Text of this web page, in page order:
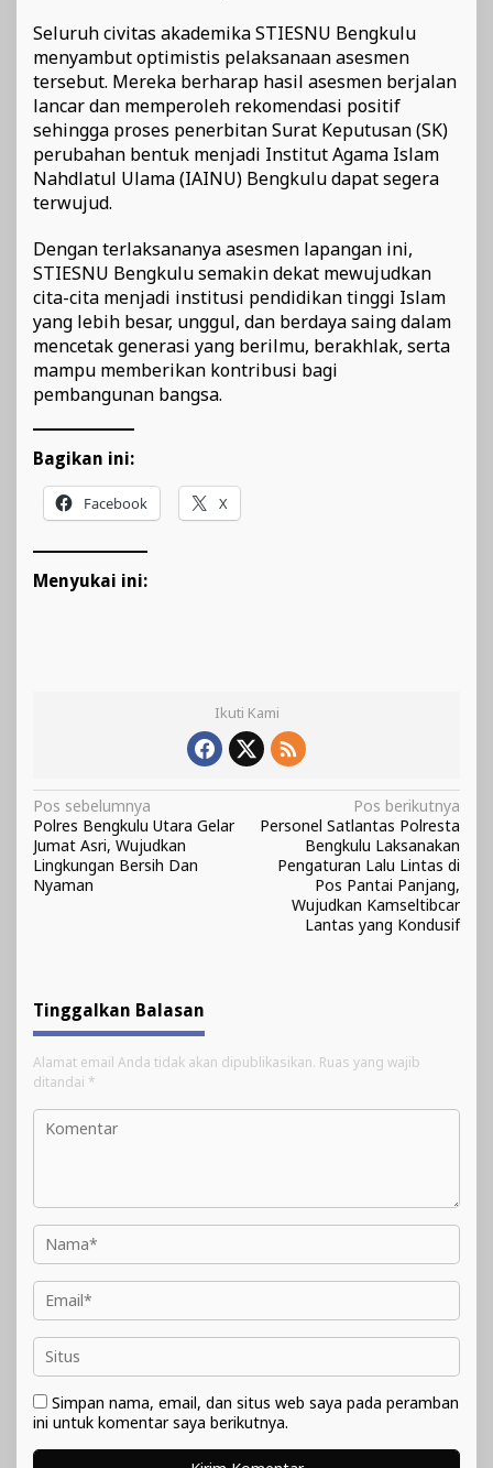
Seluruh civitas akademika STIESNU Bengkulu
menyambut optimistis pelaksanaan asesmen
tersebut. Mereka berharap hasil asesmen berjalan
lancar dan memperoleh rekomendasi positif
sehingga proses penerbitan Surat Keputusan (SK)
perubahan bentuk menjadi Institut Agama Islam
Nahdlatul Ulama (IAINU) Bengkulu dapat segera
terwujud.
Dengan terlaksananya asesmen lapangan ini,
STIESNU Bengkulu semakin dekat mewujudkan
cita-cita menjadi institusi pendidikan tinggi Islam
yang lebih besar, unggul, dan berdaya saing dalam
mencetak generasi yang berilmu, berakhlak, serta
mampu memberikan kontribusi bagi
pembangunan bangsa.
Bagikan ini:
Facebook X
Menyukai ini:
Ikuti Kami
Navigasi
pos
Pos sebelumnya
Polres Bengkulu Utara Gelar
Jumat Asri, Wujudkan
Lingkungan Bersih Dan
Nyaman
Pos berikutnya
Personel Satlantas Polresta
Bengkulu Laksanakan
Pengaturan Lalu Lintas di
Pos Pantai Panjang,
Wujudkan Kamseltibcar
Lantas yang Kondusif
Tinggalkan Balasan
Alamat email Anda tidak akan dipublikasikan. Ruas yang wajib
ditandai *
Simpan nama, email, dan situs web saya pada peramban
ini untuk komentar saya berikutnya.